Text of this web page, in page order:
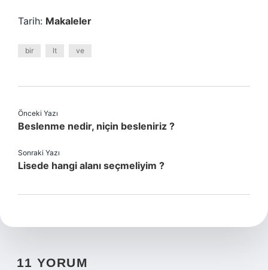
Tarih: Makaleler
bir lt ve
Önceki Yazı
Beslenme nedir, niçin besleniriz ?
Sonraki Yazı
Lisede hangi alanı seçmeliyim ?
11 YORUM